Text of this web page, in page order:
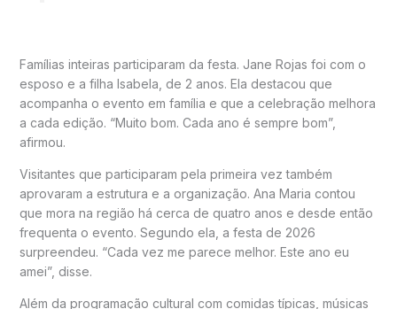
Famílias inteiras participaram da festa. Jane Rojas foi com o
esposo e a filha Isabela, de 2 anos. Ela destacou que
acompanha o evento em família e que a celebração melhora
a cada edição. “Muito bom. Cada ano é sempre bom”,
afirmou.
Visitantes que participaram pela primeira vez também
aprovaram a estrutura e a organização. Ana Maria contou
que mora na região há cerca de quatro anos e desde então
frequenta o evento. Segundo ela, a festa de 2026
surpreendeu. “Cada vez me parece melhor. Este ano eu
amei”, disse.
Além da programação cultural com comidas típicas, músicas